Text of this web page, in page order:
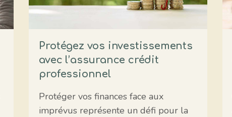
Protégez vos investissements
avec l’assurance crédit
professionnel
Protéger vos finances face aux
imprévus représente un défi pour la